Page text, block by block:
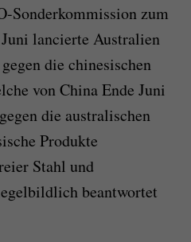
Sonderkommission zum
lancierte Australien
die chinesischen
von China Ende Juni
die australischen
Produkte
Stahl und
beantwortet